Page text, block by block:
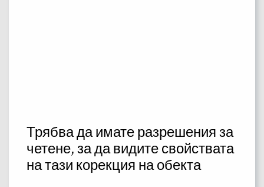
Трябва да имате разрешения за
четене, за да видите свойствата
на тази корекция на обекта